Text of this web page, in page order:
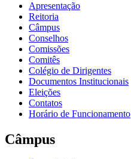
Apresentação
Reitoria
Câmpus
Conselhos
Comissões
Comitês
Colégio de Dirigentes
Documentos Institucionais
Eleições
Contatos
Horário de Funcionamento
Câmpus